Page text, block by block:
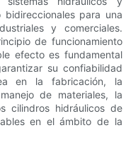
para una
y comerciales.
de funcionamiento
efecto es fundamental
su confiabilidad
en la fabricación, la
de materiales, la
cilindros hidráulicos de
en el ámbito de la